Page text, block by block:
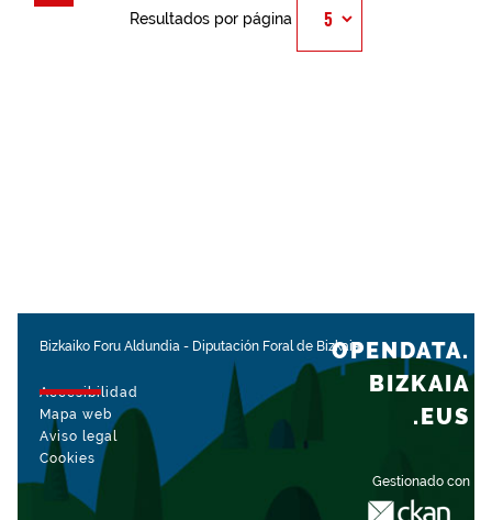
Resultados por página
Bizkaiko Foru Aldundia - Diputación Foral de Bizkaia
Accesibilidad
Mapa web
Aviso legal
Cookies
Gestionado con
OPENDATA.
BIZKAIA
.EUS